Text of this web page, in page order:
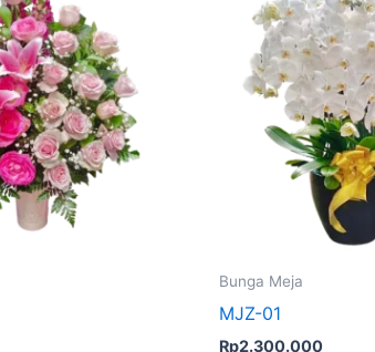
Bunga Meja
MJZ-01
Rp2.300.000